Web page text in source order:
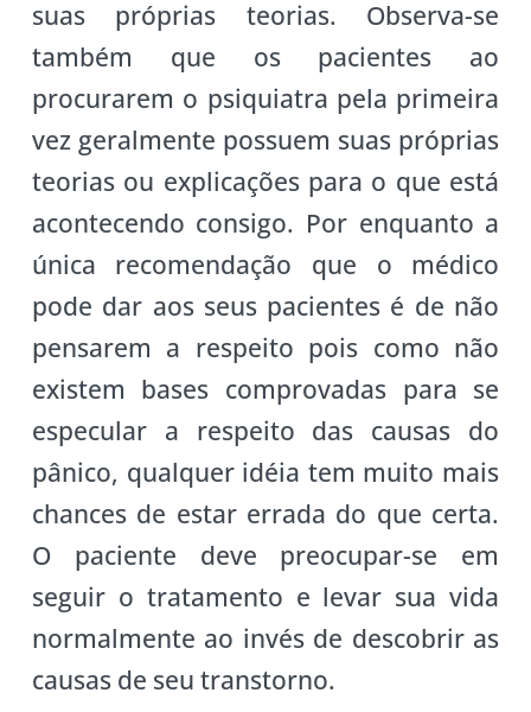
suas próprias teorias. Observa-se
também que os pacientes ao
procurarem o psiquiatra pela primeira
vez geralmente possuem suas próprias
teorias ou explicações para o que está
acontecendo consigo. Por enquanto a
única recomendação que o médico
pode dar aos seus pacientes é de não
pensarem a respeito pois como não
existem bases comprovadas para se
especular a respeito das causas do
pânico, qualquer idéia tem muito mais
chances de estar errada do que certa.
O paciente deve preocupar-se em
seguir o tratamento e levar sua vida
normalmente ao invés de descobrir as
causas de seu transtorno.